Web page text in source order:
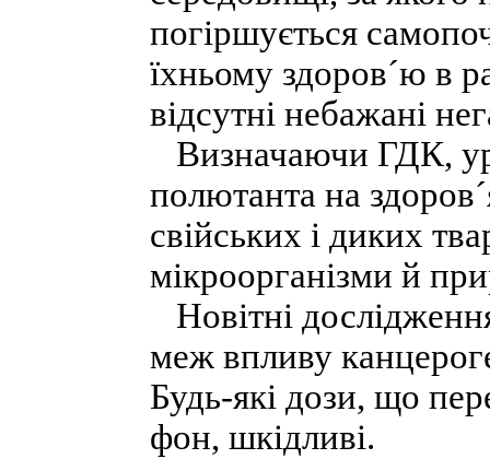
погіршується
їхньому здоров´ю в
відсутні небажані
Визначаючи ГДК,
полютанта на
свійських і диких
мікроорганізми й
Новітні
меж впливу
Будь-які дози, що
фон, шкідливі.